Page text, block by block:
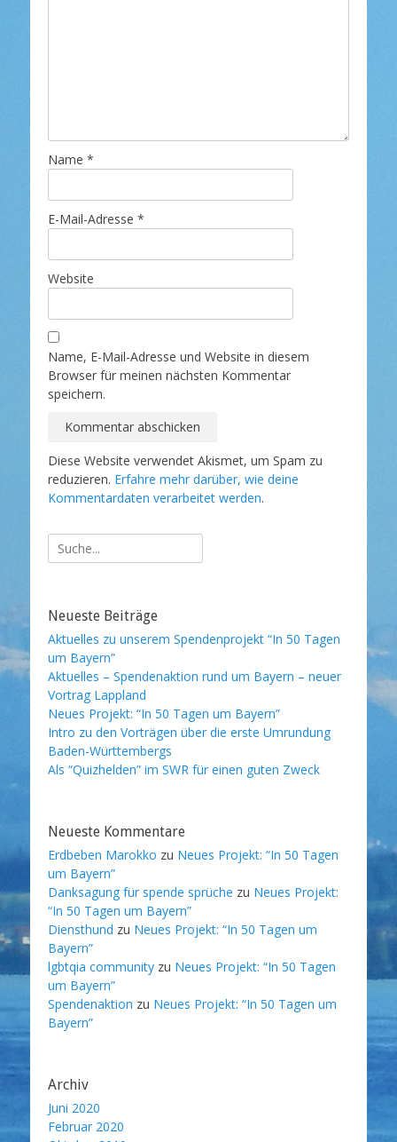
Name *
E-Mail-Adresse *
Website
Name, E-Mail-Adresse und Website in diesem
Browser für meinen nächsten Kommentar
speichern.
Diese Website verwendet Akismet, um Spam zu
reduzieren. Erfahre mehr darüber, wie deine
Kommentardaten verarbeitet werden.
Suche
nach:
Neueste Beiträge
Aktuelles zu unserem Spendenprojekt “In 50 Tagen
um Bayern”
Aktuelles – Spendenaktion rund um Bayern – neuer
Vortrag Lappland
Neues Projekt: “In 50 Tagen um Bayern”
Intro zu den Vorträgen über die erste Umrundung
Baden-Württembergs
Als “Quizhelden” im SWR für einen guten Zweck
Neueste Kommentare
Erdbeben Marokko zu Neues Projekt: “In 50 Tagen
um Bayern”
Danksagung für spende sprüche zu Neues Projekt:
“In 50 Tagen um Bayern”
Diensthund zu Neues Projekt: “In 50 Tagen um
Bayern”
lgbtqia community zu Neues Projekt: “In 50 Tagen
um Bayern”
Spendenaktion zu Neues Projekt: “In 50 Tagen um
Bayern”
Archiv
Juni 2020
Februar 2020